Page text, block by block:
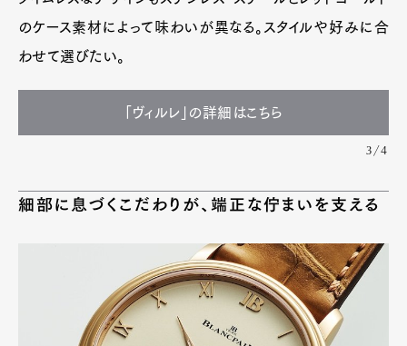
のケース素材によって味わいが異なる。スタイルや好みに合
わせて選びたい。
「ヴィルレ」の詳細はこちら
3/4
細部に息づくこだわりが、端正な佇まいを支える